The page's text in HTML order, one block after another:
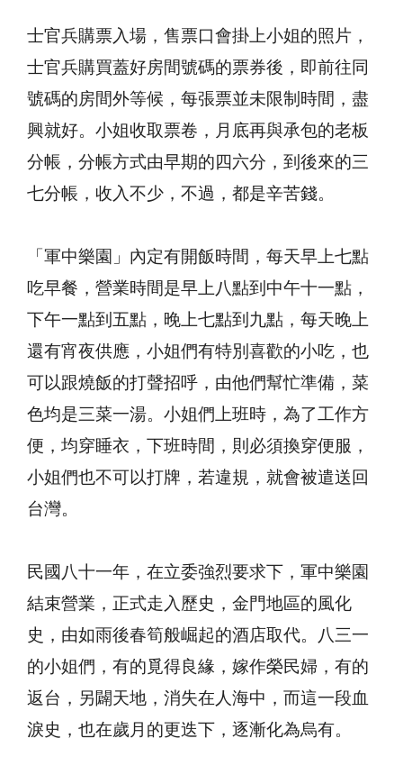
士官兵購票入場，售票口會掛上小姐的照片，
士官兵購買蓋好房間號碼的票券後，即前往同
號碼的房間外等候，每張票並未限制時間，盡
興就好。小姐收取票卷，月底再與承包的老板
分帳，分帳方式由早期的四六分，到後來的三
七分帳，收入不少，不過，都是辛苦錢。
「軍中樂園」內定有開飯時間，每天早上七點
吃早餐，營業時間是早上八點到中午十一點，
下午一點到五點，晚上七點到九點，每天晚上
還有宵夜供應，小姐們有特別喜歡的小吃，也
可以跟燒飯的打聲招呼，由他們幫忙準備，菜
色均是三菜一湯。小姐們上班時，為了工作方
便，均穿睡衣，下班時間，則必須換穿便服，
小姐們也不可以打牌，若違規，就會被遣送回
台灣。
民國八十一年，在立委強烈要求下，軍中樂園
結束營業，正式走入歷史，金門地區的風化
史，由如雨後春筍般崛起的酒店取代。八三一
的小姐們，有的覓得良緣，嫁作榮民婦，有的
返台，另闢天地，消失在人海中，而這一段血
淚史，也在歲月的更迭下，逐漸化為烏有。